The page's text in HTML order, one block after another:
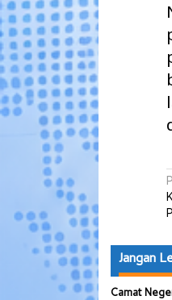
Jangan
Camat